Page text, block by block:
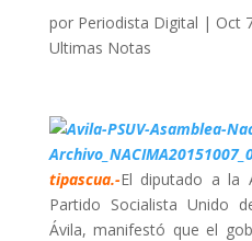
por Periodista Digital | Oct
Ultimas Notas
tipascua.-El diputado a la
Partido Socialista Unido
Ávila, manifestó que el